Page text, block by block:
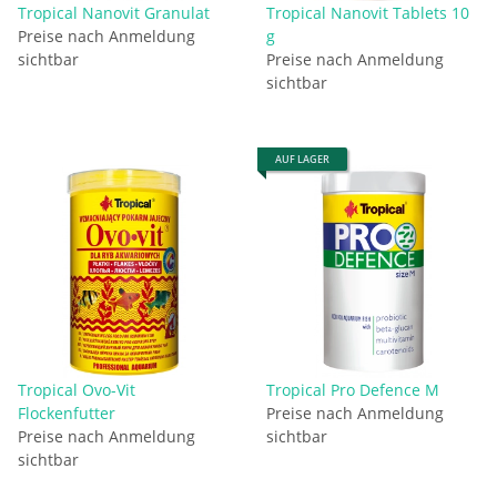
Tropical Nanovit Granulat
Preise nach Anmeldung
sichtbar
Tropical Nanovit Tablets 10
g
Preise nach Anmeldung
sichtbar
Tropical Ovo-Vit
Flockenfutter
Preise nach Anmeldung
sichtbar
AUF LAGER
Tropical Pro Defence M
Preise nach Anmeldung
sichtbar